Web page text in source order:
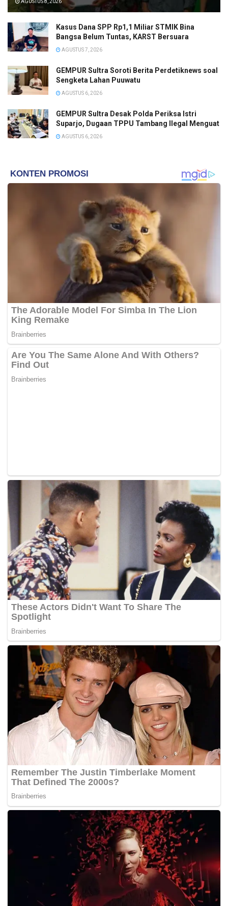
Negeri (IAHN)
Mataram
menggandeng
Poltekkes
Denpasar dan
Yayasan Rare
Semesta
aksi
ekoteologi
Kompos
Kasus Dana SPP Rp1,1 Miliar STMIK Bina
Bangsa Belum Tuntas, KARST Bersuara
AGUSTUS 7, 2026
GEMPUR Sultra Soroti Berita Perdetiknews soal
Sengketa Lahan Puuwatu
AGUSTUS 6, 2026
GEMPUR Sultra Desak Polda Periksa Istri
Suparjo, Dugaan TPPU Tambang Ilegal Menguat
AGUSTUS 6, 2026